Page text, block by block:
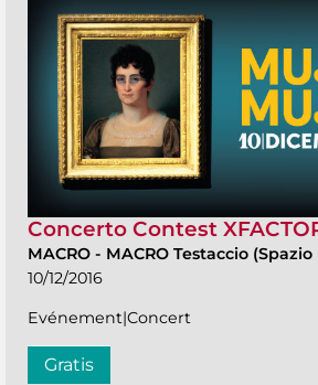
Concerto Contest
MACRO - MACRO Testaccio
10/12/2016
Evénement|Concert
Gratis